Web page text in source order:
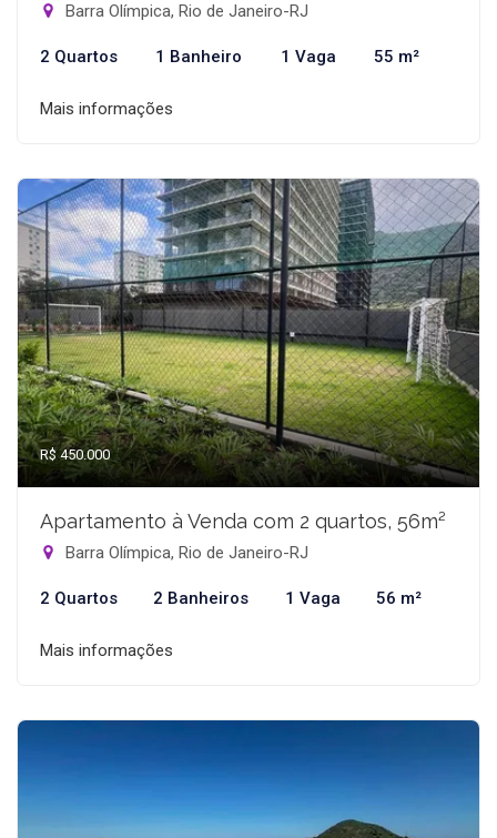
Barra Olímpica, Rio de Janeiro-RJ
2 Quartos 1 Banheiro 1 Vaga 55 m²
Mais informações
R$ 450.000
Apartamento à Venda com 2 quartos, 56m²
Barra Olímpica, Rio de Janeiro-RJ
2 Quartos 2 Banheiros 1 Vaga 56 m²
Mais informações